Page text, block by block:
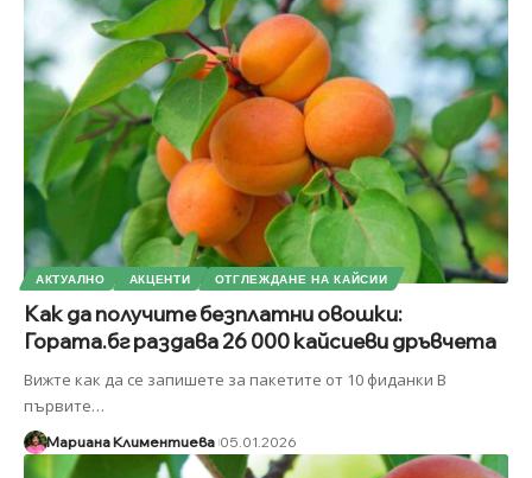
АКТУАЛНО АКЦЕНТИ ОТГЛЕЖДАНЕ НА КАЙСИИ
Как да получите безплатни овошки:
Гората.бг раздава 26 000 кайсиеви дръвчета
Вижте как да се запишете за пакетите от 10 фиданки В
първите…
Мариана Климентиева 05.01.2026